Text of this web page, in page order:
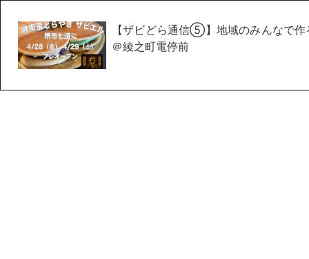
【ザビどら通信⑤】地域のみんなで
＠綾之町電停前